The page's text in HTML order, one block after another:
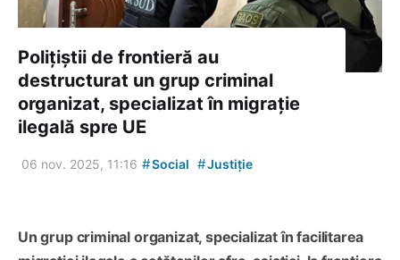
Polițiștii de frontieră au
destructurat un grup criminal
organizat, specializat în migrație
ilegală spre UE
06 nov. 2025, 11:16 #Social #Justiție
Un grup criminal organizat, specializat în facilitarea